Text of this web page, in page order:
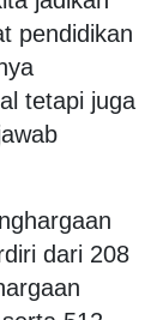
pendidikan
tetapi juga
dari 208